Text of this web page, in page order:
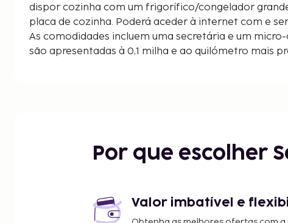
dispor cozinha com um frigorífico/congelador
placa de cozinha. Poderá aceder à internet com e
As comodidades incluem uma secretária e um micro-
são apresentadas à 0,1 milha e ao quilómetro mais
Teleférico de Esqui Peru Express - 2,6 km/1,6 mi
Teleférico de Esqui Argentino - 2,6 km/1,6 mi
Teleférico de Esqui Summit Express - 4 km/2,5 mi
Campo de Golfe de Keystone Ranch - 4,4 km/2,7 mi
Por que escolher
Valor imbatível e